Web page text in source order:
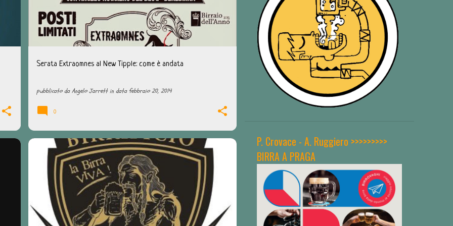
Serata Extraomnes al New Tipple: come è andata
pubblicato daAngelo Jarrett in datafebbraio 20, 2014
0
BEER HUNTING BIRRAPULIA BIRRIFICIO BARBAROSSA
DEGUSTAZIONI QUI PUGLIA
P. Crovace - A. Ruggiero >>>>>>>>>
BIRRA A PRAGA